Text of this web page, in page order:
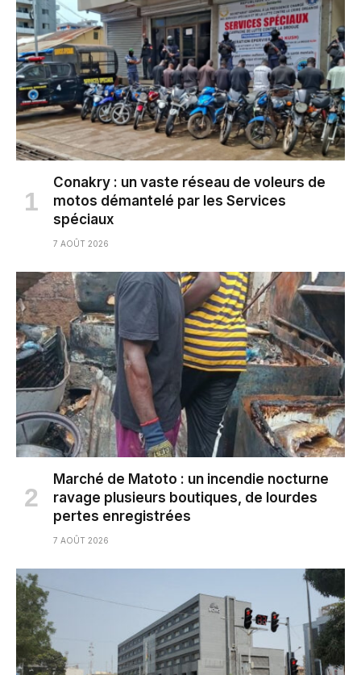
Conakry : un vaste réseau de voleurs de
motos démantelé par les Services
spéciaux
7 AOÛT 2026
Marché de Matoto : un incendie nocturne
ravage plusieurs boutiques, de lourdes
pertes enregistrées
7 AOÛT 2026